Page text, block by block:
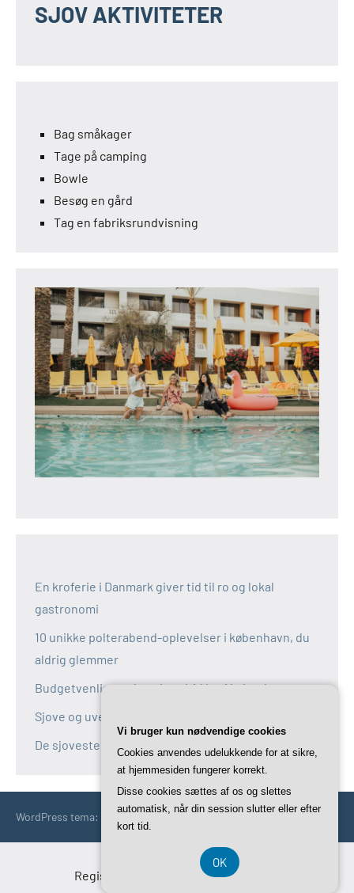
SJOV AKTIVITETER
Bag småkager
Tage på camping
Bowle
Besøg en gård
Tag en fabriksrundvisning
En kroferie i Danmark giver tid til ro og lokal
gastronomi
10 unikke polterabend-oplevelser i københavn, du
aldrig glemmer
Budgetvenlige polterabend-idéer i københavn
Sjove og uventede polterabend-idéer i københavn
De sjoveste aktiviteter til polterabend i københavn
WordPress tema: Occasio by ThemeZee.
Registreringsnummer DK-37 40 77 39
Vi bruger kun nødvendige cookies
Cookies anvendes udelukkende for at sikre,
at hjemmesiden fungerer korrekt.
Disse cookies sættes af os og slettes
automatisk, når din session slutter eller efter
kort tid.
OK